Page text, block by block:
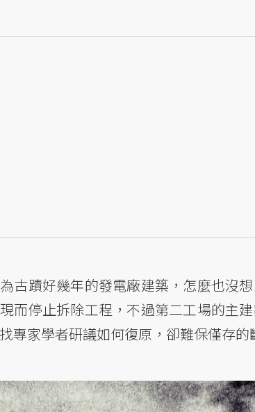
古蹟好幾年的發電廠建築，怎麼也沒
而停止拆除工程，不過第二工場的主
專家學者研議如何復原，卻難保僅存的